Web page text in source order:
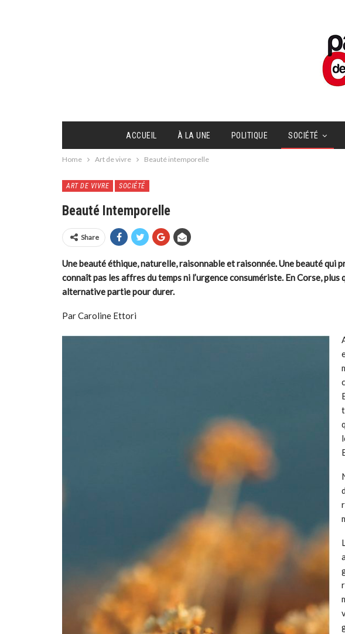
ACCUEIL À LA UNE POLITIQUE SOCIÉTÉ
Home Art de vivre Beauté intemporelle
ART DE VIVRE SOCIÉTÉ
Beauté Intemporelle
Share
Une beauté éthique, naturelle, raisonnable et raisonnée. Une beauté qui
connaît pas les affres du temps ni l’urgence consumériste. En Corse, plus
alternative partie pour durer.
Par Caroline Ettori